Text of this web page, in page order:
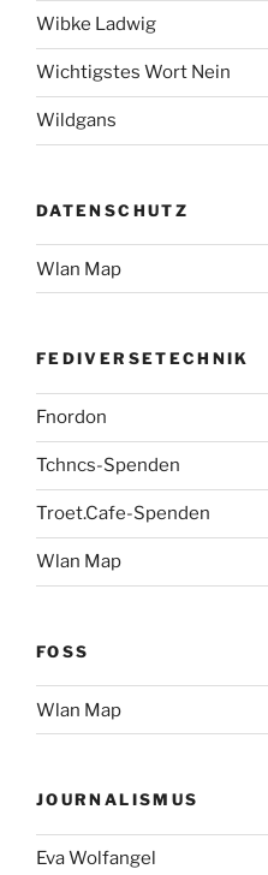
Wibke Ladwig
Wichtigstes Wort Nein
Wildgans
DATENSCHUTZ
Wlan Map
FEDIVERSETECHNIK
Fnordon
Tchncs-Spenden
Troet.Cafe-Spenden
Wlan Map
FOSS
Wlan Map
JOURNALISMUS
Eva Wolfangel